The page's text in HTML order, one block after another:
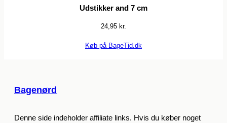
Udstikker and 7 cm
24,95 kr.
Køb på BageTid.dk
Bagenørd
Denne side indeholder affiliate links. Hvis du køber noget